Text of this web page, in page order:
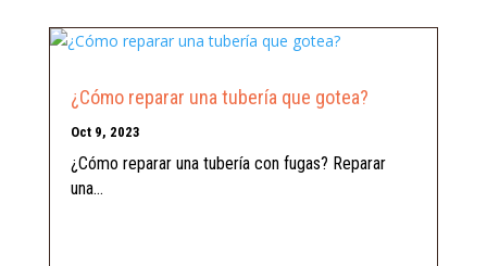
¿Cómo reparar una tubería que gotea?
Oct 9, 2023
¿Cómo reparar una tubería con fugas? Reparar
una...